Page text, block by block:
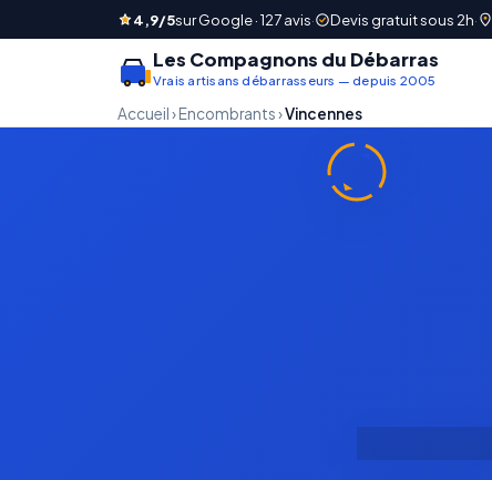
4,9/5sur Google · 127 avis· Devis gratuit sous 2h·
Les Compagnons du Débarras
Vrais artisans débarrasseurs — depuis 2005
Accueil›Encombrants›Vincennes